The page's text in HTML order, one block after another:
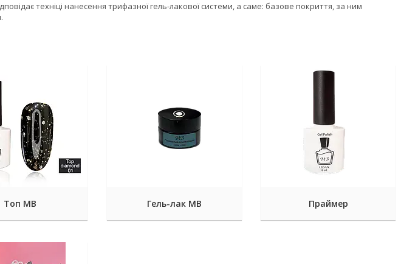
техніці нанесення трифазної гель-лакової системи, а саме: базове покриття, за ним
Топ МВ Гель-лак МВ Праймер